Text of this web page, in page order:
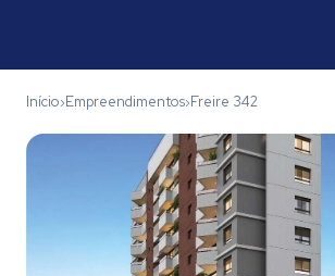
Início›Empreendimentos›Freire 342